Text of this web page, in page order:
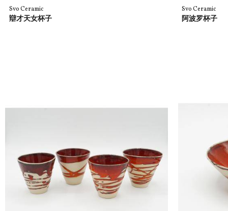
Svo Ceramic
辯才天女杯子
Svo Ceramic
阿波罗杯子